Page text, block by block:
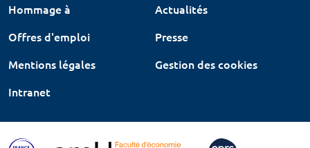
Hommage à
Actualités
Offres d'emploi
Presse
Mentions légales
Gestion des cookies
Intranet